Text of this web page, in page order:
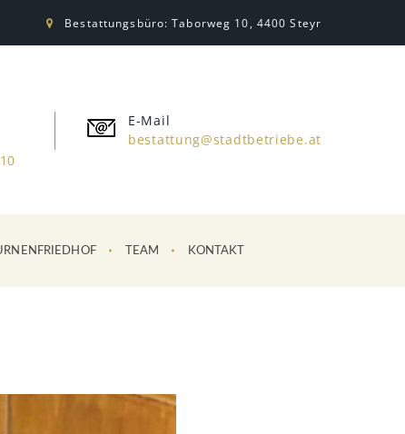
Bestattungsbüro: Taborweg 10, 4400 Steyr
E-Mail
bestattung@stadtbetriebe.at
TEAM KONTAKT